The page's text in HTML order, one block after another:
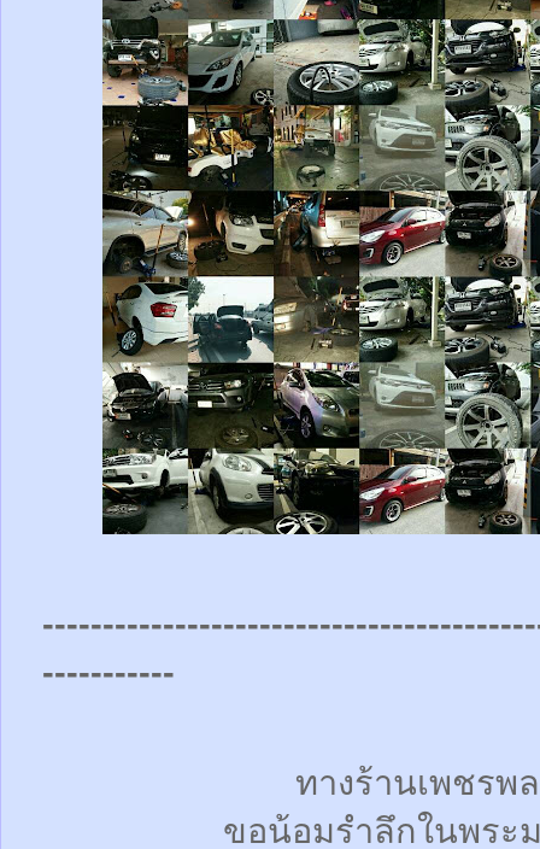
-----------
ทางร้านเพชรพ
ขอน้อมรำลึกในพร